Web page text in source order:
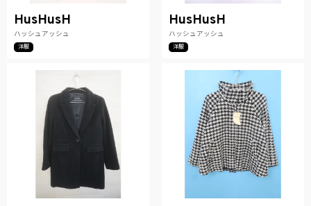
HusHusH
ハッシュアッシュ
洋服
HusHusH
ハッシュアッシュ
洋服